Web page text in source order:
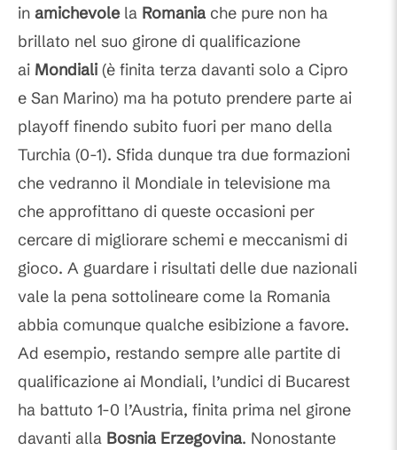
in amichevolela Romania che pure non ha
brillato nel suo girone di qualificazione
ai Mondiali (è finita terza davanti solo a Cipro
e San Marino) ma ha potuto prendere parte ai
playoff finendo subito fuori per mano della
Turchia (0-1). Sfida dunque tra due formazioni
che vedranno il Mondiale in televisione ma
che approfittano di queste occasioni per
cercare di migliorare schemi e meccanismi di
gioco. A guardare i risultati delle due nazionali
vale la pena sottolineare come la Romania
abbia comunque qualche esibizione a favore.
Ad esempio, restando sempre alle partite di
qualificazione ai Mondiali, l’undici di Bucarest
ha battuto 1-0 l’Austria, finita prima nel girone
davanti alla Bosnia Erzegovina. Nonostante